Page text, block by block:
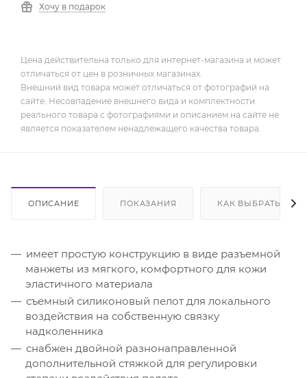
Хочу в подарок
Цена действительна только для интернет-магазина и может
отличаться от цен в розничных магазинах.
Внешний вид товара может отличаться от фотографий на
сайте. Несовпадение внешнего вида и комплектности
реального товара с фотографиями и описанием на сайте не
является показателем ненадлежащего качества товара.
ОПИСАНИЕ ПОКАЗАНИЯ КАК ВЫБРАТЬ
имеет простую конструкцию в виде разъемной
манжеты из мягкого, комфортного для кожи
эластичного материала
съемный силиконовый пелот для локального
воздействия на собственную связку
надколенника
снабжен двойной разнонаправленной
дополнительной стяжкой для регулировки